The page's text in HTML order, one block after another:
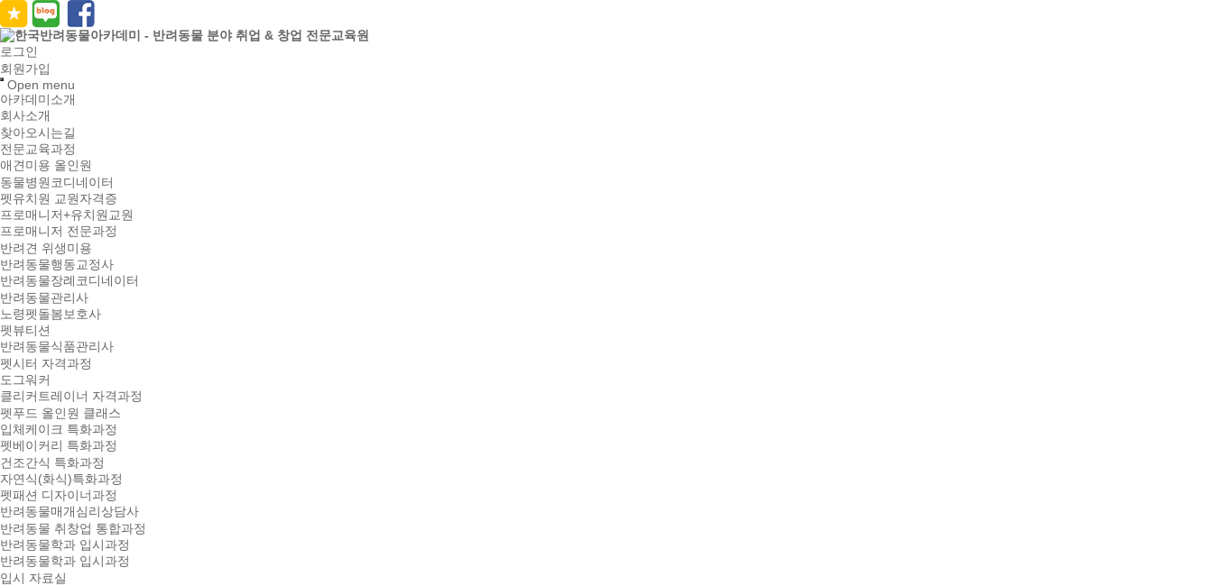
로그인
회원가입
Open menu
아카데미소개
회사소개
찾아오시는길
전문교육과정
애견미용 올인원
동물병원코디네이터
펫유치원 교원자격증
프로매니저+유치원교원
프로매니저 전문과정
반려견 위생미용
반려동물행동교정사
반려동물장례코디네이터
반려동물관리사
노령펫돌봄보호사
펫뷰티션
반려동물식품관리사
펫시터 자격과정
도그워커
클리커트레이너 자격과정
펫푸드 올인원 클래스
입체케이크 특화과정
펫베이커리 특화과정
건조간식 특화과정
자연식(화식)특화과정
펫패션 디자이너과정
반려동물매개심리상담사
반려동물 취창업 통합과정
반려동물학과 입시과정
반려동물학과 입시과정
입시 자료실